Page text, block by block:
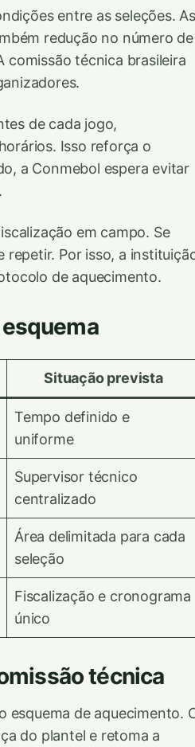
entre as seleções. As
redução no número de
comissão técnica brasileira
de cada jogo,
Isso reforça o
a Conmebol espera evitar
em campo. Se
repetir. Por isso, a
de aquecimento.
Situação prevista
Tempo definido e
uniforme
Supervisor técnico
centralizado
Área delimitada para cada
seleção
Fiscalização e cronograma
único
técnica
esquema de aquecimento.
do plantel e retoma a